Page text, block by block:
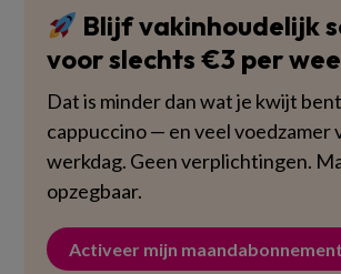
Blijf vakinhoudelijk
voor slechts €3 per
Dat is minder dan wat je kwijt
cappuccino — en veel voedzamer
werkdag. Geen verplichtingen.
opzegbaar.
Activeer mijn maandabonnement